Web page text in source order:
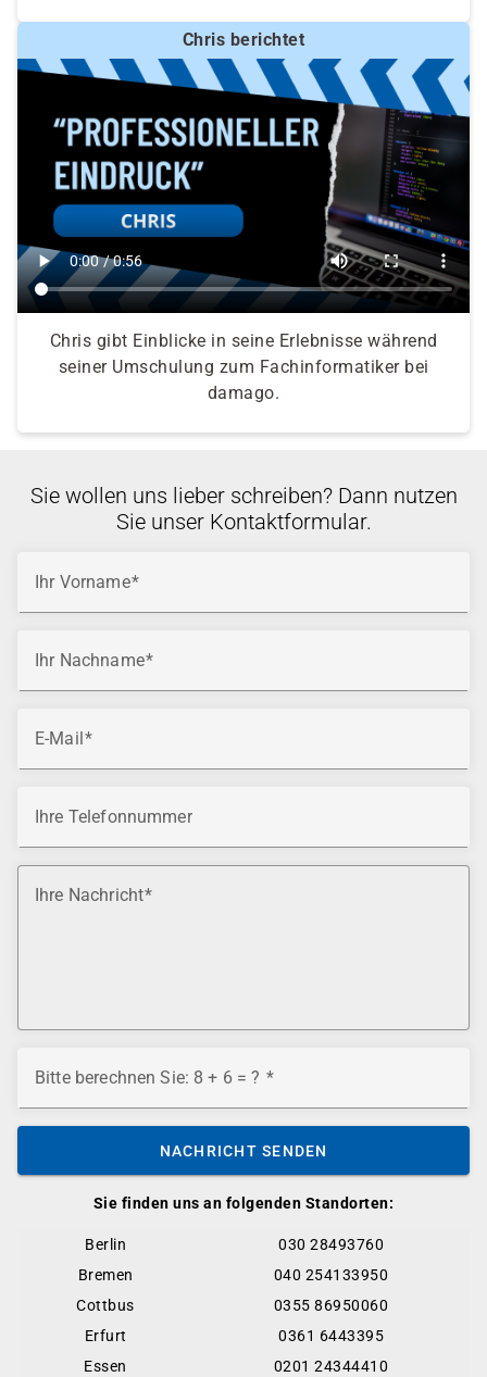
Chris berichtet
Chris gibt Einblicke in seine Erlebnisse während
seiner Umschulung zum Fachinformatiker bei
damago.
Sie finden uns an folgenden Standorten:
Berlin
030 28493760
Bremen
040 254133950
Cottbus
0355 86950060
Erfurt
0361 6443395
Essen
0201 24344410
Sie wollen uns lieber schreiben? Dann nutzen
Sie unser Kontaktformular.
Ihr Vorname
Ihr Nachname
E-Mail
Ihre Telefonnummer
Ihre Nachricht
Bitte berechnen Sie: 8 + 6 = ?
NACHRICHT SENDEN